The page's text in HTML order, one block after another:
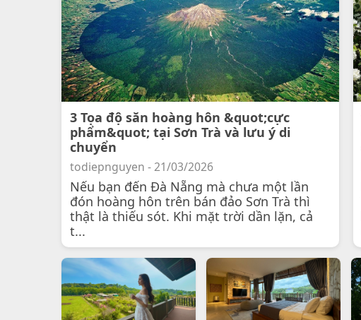
3 Tọa độ săn hoàng hôn &quot;cực
phẩm&quot; tại Sơn Trà và lưu ý di
chuyển
todiepnguyen - 21/03/2026
Nếu bạn đến Đà Nẵng mà chưa một lần
đón hoàng hôn trên bán đảo Sơn Trà thì
thật là thiếu sót. Khi mặt trời dần lặn, cả
t...